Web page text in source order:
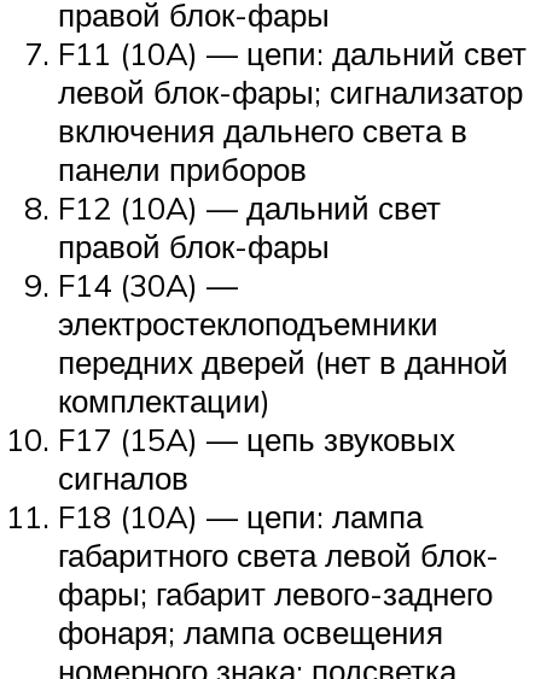
правой блок-фары
F11 (10A) — цепи: дальний свет
левой блок-фары; сигнализатор
включения дальнего света в
панели приборов
F12 (10A) — дальний свет
правой блок-фары
F14 (30A) —
электростеклоподъемники
передних дверей (нет в данной
комплектации)
F17 (15A) — цепь звуковых
сигналов
F18 (10A) — цепи: лампа
габаритного света левой блок-
фары; габарит левого-заднего
фонаря; лампа освещения
номерного знака; подсветка